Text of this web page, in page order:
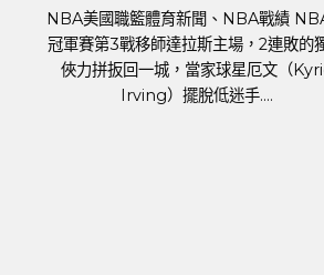
NBA美國職籃體育新聞、NBA戰績 NBA總
冠軍賽 7日正式登場，波士頓塞爾提克主場
對上達拉斯獨行俠，關鍵人物是傷癒歸隊的
明星前鋒波爾辛吉斯（Kris....